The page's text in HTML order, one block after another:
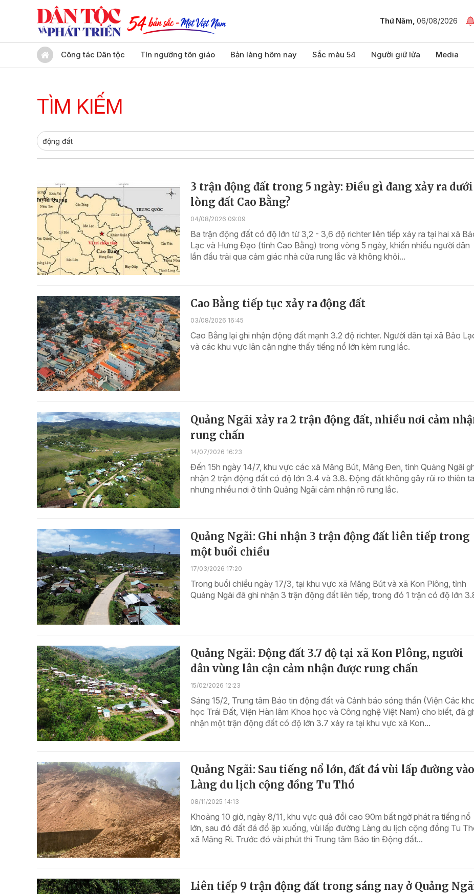
Thứ Năm, 06/08/2026
Công tác Dân tộc Tín ngưỡng tôn giáo Bản làng hôm nay Sắc màu 54 Người giữ lửa Media
TÌM KIẾM
3 trận động đất trong 5 ngày: Điều gì đang xảy ra dưới
lòng đất Cao Bằng?
04/08/2026 09:09
Ba trận động đất có độ lớn từ 3,2 - 3,6 độ richter liên tiếp xảy ra tại hai xã
Lạc và Hưng Đạo (tỉnh Cao Bằng) trong vòng 5 ngày, khiến nhiều người dân
lần đầu trải qua cảm giác nhà cửa rung lắc và không khỏi...
Cao Bằng tiếp tục xảy ra động đất
03/08/2026 16:45
Cao Bằng lại ghi nhận động đất mạnh 3.2 độ richter. Người dân tại xã Bảo
và các khu vực lân cận nghe thấy tiếng nổ lớn kèm rung lắc.
Quảng Ngãi xảy ra 2 trận động đất, nhiều nơi cảm
rung chấn
14/07/2026 16:23
Đến 15h ngày 14/7, khu vực các xã Măng Bút, Măng Đen, tỉnh Quảng Ngãi
nhận 2 trận động đất có độ lớn 3.4 và 3.8. Động đất không gây rủi ro thiên
nhưng nhiều nơi ở tỉnh Quảng Ngãi cảm nhận rõ rung lắc.
Quảng Ngãi: Ghi nhận 3 trận động đất liên tiếp trong
một buổi chiều
17/03/2026 17:20
Trong buổi chiều ngày 17/3, tại khu vực xã Măng Bút và xã Kon Plông, tỉnh
Quảng Ngãi đã ghi nhận 3 trận động đất liên tiếp, trong đó 1 trận có độ lớn
Quảng Ngãi: Động đất 3.7 độ tại xã Kon Plông, người
dân vùng lân cận cảm nhận được rung chấn
15/02/2026 12:23
Sáng 15/2, Trung tâm Báo tin động đất và Cảnh báo sóng thần (Viện Các
học Trái Đất, Viện Hàn lâm Khoa học và Công nghệ Việt Nam) cho biết, đã
nhận một trận động đất có độ lớn 3.7 xảy ra tại khu vực xã Kon...
Quảng Ngãi: Sau tiếng nổ lớn, đất đá vùi lấp đường vào
Làng du lịch cộng đồng Tu Thó
08/11/2025 14:13
Khoảng 10 giờ, ngày 8/11, khu vực quả đồi cao 90m bất ngờ phát ra tiếng nổ
lớn, sau đó đất đá đổ ập xuống, vùi lấp đường Làng du lịch cộng đồng Tu
xã Măng Ri. Trước đó vài phút thì Trung tâm Báo tin Động đất...
Liên tiếp 9 trận động đất trong sáng nay ở Quảng